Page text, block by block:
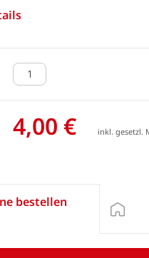
4,00 € inkl. gesetzl.
bestellen